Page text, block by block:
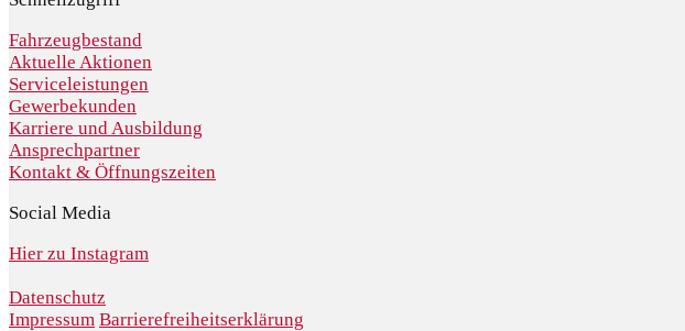
Fahrzeugbestand
Aktuelle Aktionen
Serviceleistungen
Gewerbekunden
Karriere und Ausbildung
Ansprechpartner
Kontakt & Öffnungszeiten
Social Media
Hier zu Instagram
Datenschutz
Impressum Barrierefreiheitserklärung